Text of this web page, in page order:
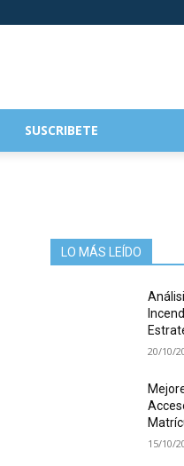
SUSCRIBETE
LO MÁS LEÍDO
20/10/
15/10/